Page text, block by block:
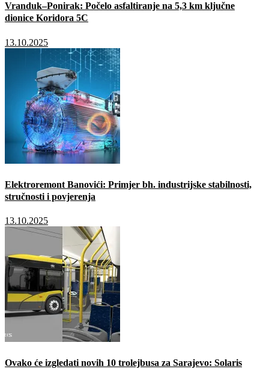
Vranduk–Ponirak: Počelo asfaltiranje na 5,3 km ključne
dionice Koridora 5C
13.10.2025
Elektroremont Banovići: Primjer bh. industrijske stabilnosti,
stručnosti i povjerenja
13.10.2025
Ovako će izgledati novih 10 trolejbusa za Sarajevo: Solaris